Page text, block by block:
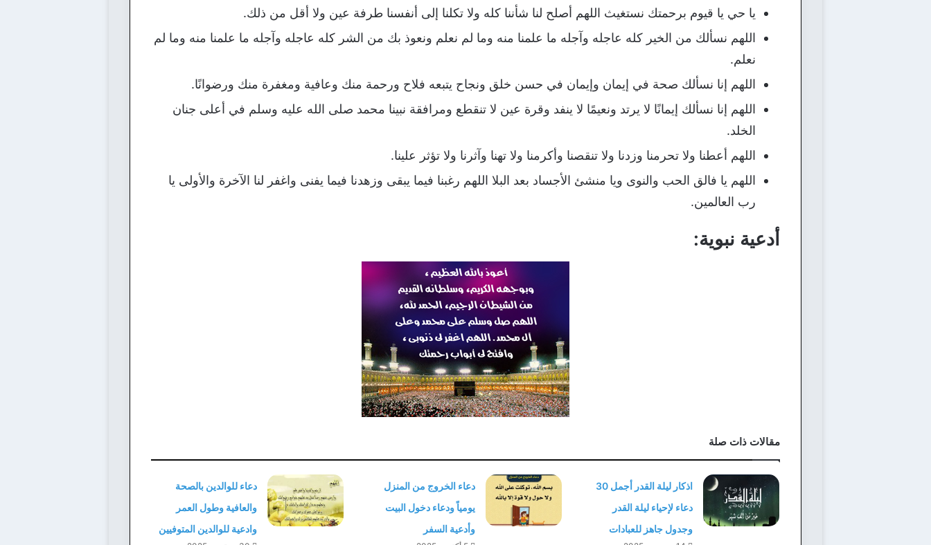
يا حي يا قيوم برحمتك نستغيث اللهم أصلح لنا شأننا كله ولا تكلنا إلى أنفسنا طرفة عين ولا أقل من ذلك.
اللهم نسألك من الخير كله عاجله وآجله ما علمنا منه وما لم نعلم ونعوذ بك من الشر كله عاجله وآجله ما علمنا منه وما لم
نعلم.
اللهم إنا نسألك صحة في إيمان وإيمان في حسن خلق ونجاح يتبعه فلاح ورحمة منك وعافية ومغفرة منك ورضوانًا.
اللهم إنا نسألك إيمانًا لا يرتد ونعيمًا لا ينفد وقرة عين لا تنقطع ومرافقة نبينا محمد صلى الله عليه وسلم في أعلى جنان
الخلد.
اللهم أعطنا ولا تحرمنا وزدنا ولا تنقصنا وأكرمنا ولا تهنا وآثرنا ولا تؤثر علينا.
اللهم يا فالق الحب والنوى ويا منشئ الأجساد بعد البلا اللهم رغبنا فيما يبقى وزهدنا فيما يفنى واغفر لنا الآخرة والأولى يا
رب العالمين.
أدعية نبوية:
مقالات ذات صلة
اذكار ليلة القدر أجمل 30
دعاء لإحياء ليلة القدر
وجدول جاهز للعبادات
دعاء الخروج من المنزل
يومياً ودعاء دخول البيت
وأدعية السفر
دعاء للوالدين بالصحة
والعافية وطول العمر
وادعية للوالدين المتوفيين